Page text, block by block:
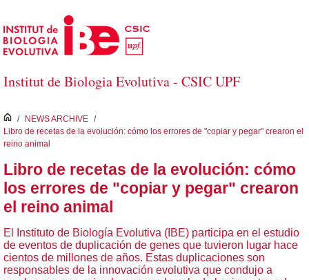
Saltar al contenido principal
Institut de Biologia Evolutiva - CSIC UPF
inici
/ NEWS ARCHIVE /
Libro de recetas de la evolución: cómo los errores de "copiar y pegar" crearon el
reino animal
Libro de recetas de la evolución: cómo
los errores de "copiar y pegar" crearon
el reino animal
El Instituto de Biología Evolutiva (IBE) participa en el estudio
de eventos de duplicación de genes que tuvieron lugar hace
cientos de millones de años. Estas duplicaciones son
responsables de la innovación evolutiva que condujo a